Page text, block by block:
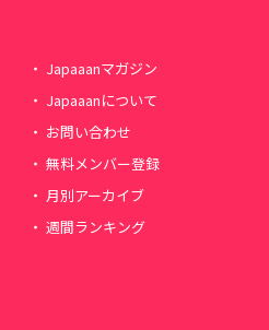
Japaaanマガジン
Japaaanについて
お問い合わせ
無料メンバー登録
月別アーカイブ
週間ランキング